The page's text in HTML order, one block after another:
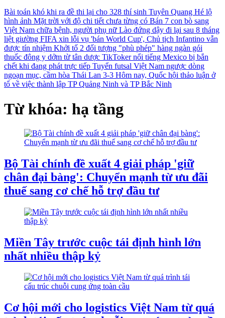
Bài toán khó khi ra đề thi lại cho 328 thí sinh Tuyên Quang Hé lộ
hình ảnh Mặt trời với độ chi tiết chưa từng có Bán 7 con bò sang
Việt Nam chữa bệnh, người phụ nữ Lào đứng dậy đi lại sau 8 tháng
liệt giường FIFA xin lỗi vụ 'bán World Cup', Chủ tịch Infantino vẫn
được tín nhiệm Khởi tố 2 đối tượng "phù phép" hàng ngàn gói
thuốc đông y dởm từ tân dược TikToker nổi tiếng Mexico bị bắn
chết khi đang phát trực tiếp Tuyển futsal Việt Nam ngược dòng
ngoạn mục, cầm hòa Thái Lan 3-3 Hôm nay, Quốc hội thảo luận ở
tổ về việc thành lập TP Quảng Ninh và TP Bắc Ninh
Từ khóa: hạ tầng
Bộ Tài chính đề xuất 4 giải pháp 'giữ
chân đại bàng': Chuyển mạnh từ ưu đãi
thuế sang cơ chế hỗ trợ đầu tư
Miền Tây trước cuộc tái định hình lớn
nhất nhiều thập kỷ
Cơ hội mới cho logistics Việt Nam từ quá